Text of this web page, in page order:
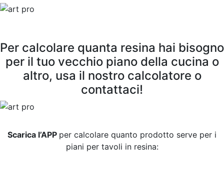
Per calcolare quanta resina hai bisogno
per il tuo vecchio piano della cucina o
altro, usa il nostro calcolatore o
contattaci!
Scarica l’APP per calcolare quanto prodotto serve per i
piani per tavoli in resina: